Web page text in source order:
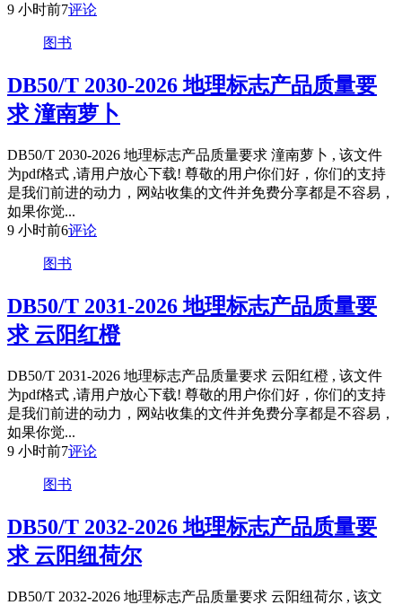
9 小时前7评论
图书
DB50/T 2030-2026 地理标志产品质量要
求 潼南萝卜
DB50/T 2030-2026 地理标志产品质量要求 潼南萝卜 , 该文件
为pdf格式 ,请用户放心下载! 尊敬的用户你们好，你们的支持
是我们前进的动力，网站收集的文件并免费分享都是不容易，
如果你觉...
9 小时前6评论
图书
DB50/T 2031-2026 地理标志产品质量要
求 云阳红橙
DB50/T 2031-2026 地理标志产品质量要求 云阳红橙 , 该文件
为pdf格式 ,请用户放心下载! 尊敬的用户你们好，你们的支持
是我们前进的动力，网站收集的文件并免费分享都是不容易，
如果你觉...
9 小时前7评论
图书
DB50/T 2032-2026 地理标志产品质量要
求 云阳纽荷尔
DB50/T 2032-2026 地理标志产品质量要求 云阳纽荷尔 , 该文